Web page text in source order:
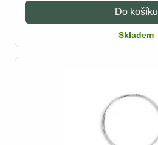
Do košíku
Skladem